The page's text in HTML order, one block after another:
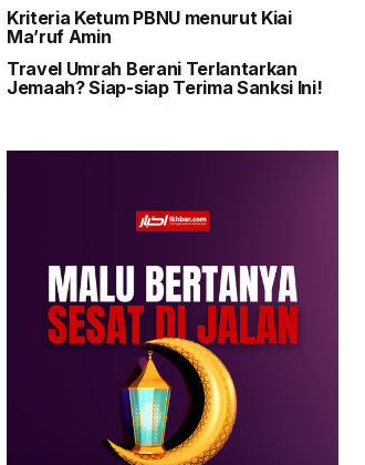
Kriteria Ketum PBNU menurut Kiai
Ma’ruf Amin
Travel Umrah Berani Terlantarkan
Jemaah? Siap-siap Terima Sanksi Ini!